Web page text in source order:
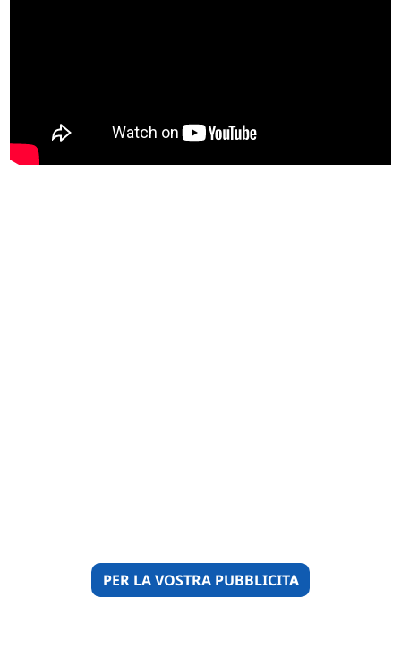
PER LA VOSTRA PUBBLICITA